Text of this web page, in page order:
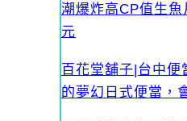
潮爆炸高CP值生
元
百花堂舖子|台中便
的夢幻日式便當，